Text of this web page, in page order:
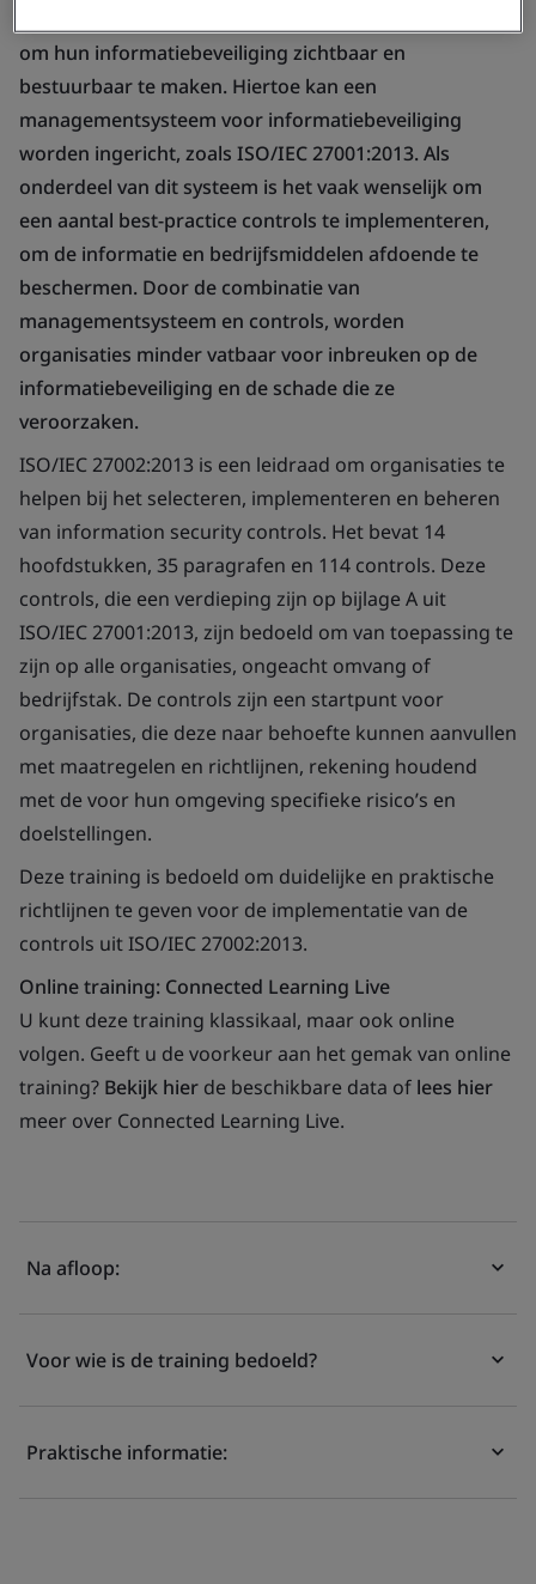
om hun informatiebeveiliging zichtbaar en
bestuurbaar te maken. Hiertoe kan een
managementsysteem voor informatiebeveiliging
worden ingericht, zoals ISO/IEC 27001:2013. Als
onderdeel van dit systeem is het vaak wenselijk om
een aantal best-practice controls te implementeren,
om de informatie en bedrijfsmiddelen afdoende te
beschermen. Door de combinatie van
managementsysteem en controls, worden
organisaties minder vatbaar voor inbreuken op de
informatiebeveiliging en de schade die ze
veroorzaken.
ISO/IEC 27002:2013 is een leidraad om organisaties te
helpen bij het selecteren, implementeren en beheren
van information security controls. Het bevat 14
hoofdstukken, 35 paragrafen en 114 controls. Deze
controls, die een verdieping zijn op bijlage A uit
ISO/IEC 27001:2013, zijn bedoeld om van toepassing te
zijn op alle organisaties, ongeacht omvang of
bedrijfstak. De controls zijn een startpunt voor
organisaties, die deze naar behoefte kunnen aanvullen
met maatregelen en richtlijnen, rekening houdend
met de voor hun omgeving specifieke risico’s en
doelstellingen.
Deze training is bedoeld om duidelijke en praktische
richtlijnen te geven voor de implementatie van de
controls uit ISO/IEC 27002:2013.
Online training: Connected Learning Live
U kunt deze training klassikaal, maar ook online
volgen. Geeft u de voorkeur aan het gemak van online
training? Bekijk hier de beschikbare data of lees hier
meer over Connected Learning Live.
Na afloop:
Voor wie is de training bedoeld?
Praktische informatie: